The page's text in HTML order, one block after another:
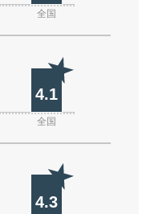
全国
4.1
全国
4.3